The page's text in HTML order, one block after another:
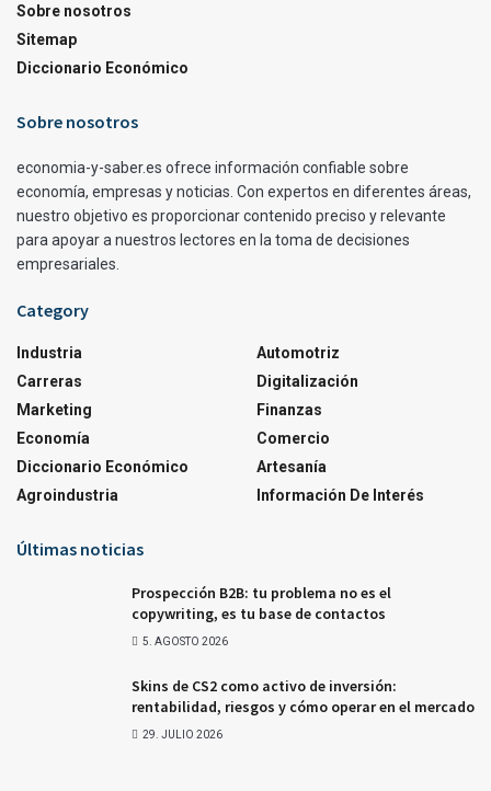
Sobre nosotros
Sitemap
Diccionario Económico
Sobre nosotros
economia-y-saber.es ofrece información confiable sobre
economía, empresas y noticias. Con expertos en diferentes áreas,
nuestro objetivo es proporcionar contenido preciso y relevante
para apoyar a nuestros lectores en la toma de decisiones
empresariales.
Category
Industria
Carreras
Marketing
Economía
Diccionario Económico
Agroindustria
Automotriz
Digitalización
Finanzas
Comercio
Artesanía
Información De Interés
Últimas noticias
Prospección B2B: tu problema no es el
copywriting, es tu base de contactos
5. AGOSTO 2026
Skins de CS2 como activo de inversión:
rentabilidad, riesgos y cómo operar en el mercado
29. JULIO 2026